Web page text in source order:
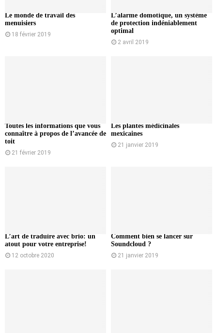
Le monde de travail des
menuisiers
18 février 2019
L’alarme domotique, un système
de protection indéniablement
optimal
2 avril 2019
Toutes les informations que vous
connaître à propos de l’avancée de
toit
21 février 2019
Les plantes médicinales
mexicaines
21 janvier 2019
L’art de traduire avec brio: un
atout pour votre entreprise!
12 octobre 2020
Comment bien se lancer sur
Soundcloud ?
21 janvier 2019